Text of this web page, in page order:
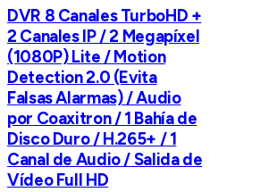
DVR 8 Canales TurboHD +
2 Canales IP / 2 Megapíxel
(1080P) Lite / Motion
Detection 2.0 (Evita
Falsas Alarmas) / Audio
por Coaxitron / 1 Bahía de
Disco Duro / H.265+ / 1
Canal de Audio / Salida de
Vídeo Full HD